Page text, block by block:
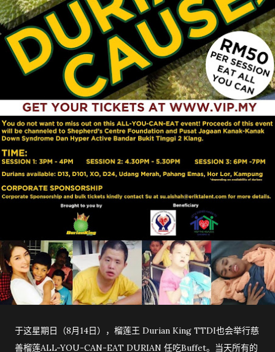
于这星期日（8月14日），榴莲王 Durian King TTDI也会举行慈
善榴莲ALL-YOU-CAN-EAT DURIAN 任吃Buffet。当天所有的